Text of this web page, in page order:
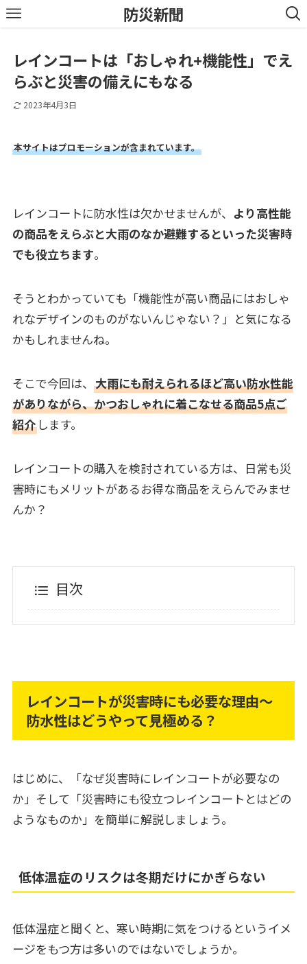
防災新聞
レインコートは「おしゃれ+機能性」でえ
らぶと災害の備えにもなる
2023年4月3日
本サイトはプロモーションが含まれています。
レインコートに防水性は欠かせませんが、 より高性能
の商品をえらぶと大雨のなか避難するといった災害時
でも役立ちます。
そうとわかっていても「機能性が高い商品にはおしゃ
れなデザインのものがないんじゃない？」と気になる
かもしれませんね。
そこで今回は、 大雨にも耐えられるほど高い防水性能
がありながら、かつおしゃれに着こなせる商品5点ご
紹介します。
レインコートの購入を検討されている方は、日常も災
害時にもメリットがあるお得な商品をえらんでみませ
んか？
目次
レインコートが災害時にも必要な理由～
防水性はどうやって見極める？
はじめに、「なぜ災害時にレインコートが必要なの
か」そして「災害時にも役立つレインコートとはどの
ようなものか」を簡単に解説しましょう。
低体温症のリスクは冬期だけにかぎらない
低体温症と聞くと、寒い時期に気をつけるというイメ
ージをもつ方は多いのではないでしょうか。